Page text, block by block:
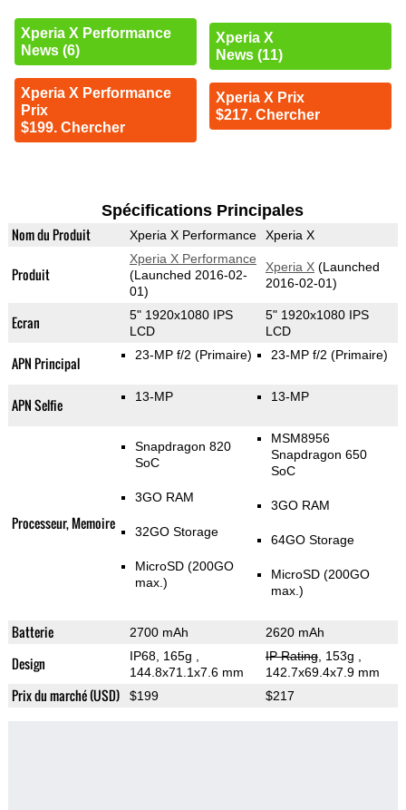
Xperia X Performance
News (6)
Xperia X Performance
Prix
$199. Chercher
Xperia X
News (11)
Xperia X Prix
$217. Chercher
Spécifications Principales
Nom du Produit Xperia X Performance Xperia X
Produit
Xperia X Performance
(Launched 2016-02-
01)
Xperia X(Launched
2016-02-01)
Ecran
5" 1920x1080 IPS
LCD
5" 1920x1080 IPS
LCD
APN Principal 23-MP f/2 (Primaire) 23-MP f/2 (Primaire)
APN Selfie 13-MP 13-MP
Processeur, Memoire
Snapdragon 820
SoC
3GO RAM
32GO Storage
MicroSD (200GO
max.)
MSM8956
Snapdragon 650
SoC
3GO RAM
64GO Storage
MicroSD (200GO
max.)
Batterie 2700 mAh 2620 mAh
Design IP68, 165g
144.8x71.1x7.6 mm
IP Rating, 153g
142.7x69.4x7.9 mm
Prix du marché (USD) $199 $217